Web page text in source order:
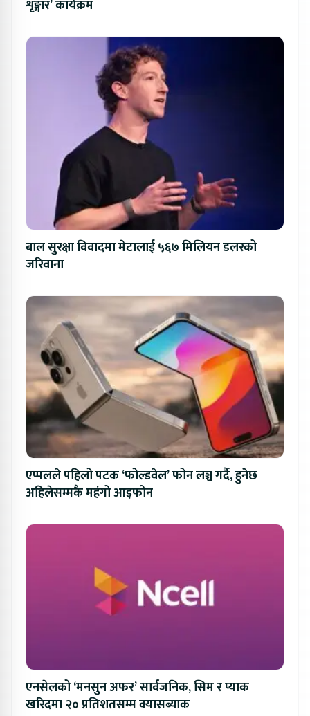
शृङ्गार’ कार्यक्रम
बाल सुरक्षा विवादमा मेटालाई ५६७ मिलियन डलरको
जरिवाना
एप्पलले पहिलो पटक ‘फोल्डवेल’ फोन लञ्च गर्दै, हुनेछ
अहिलेसम्मकै महंगो आइफोन
एनसेलको ‘मनसुन अफर’ सार्वजनिक, सिम र प्याक
खरिदमा २० प्रतिशतसम्म क्यासब्याक